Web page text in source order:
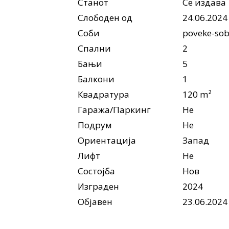
Слободен од
24.06.2024
Соби
poveke-
Спални
2
Бањи
5
Балкони
1
Квадратура
120 m²
Гаража/Паркинг
Не
Подрум
Не
Ориентација
Запад
Лифт
Не
Состојба
Нов
Изграден
2024
Објавен
23.06.2024